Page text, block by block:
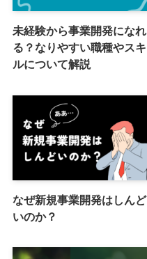
未経験から事業開発になれ
る？なりやすい職種やスキ
ルについて解説
なぜ新規事業開発はしんど
いのか？